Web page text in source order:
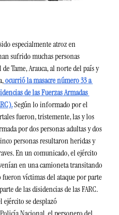
especialmente atroz en
sufrido muchas personas
Tame, Arauca, al norte del país y
ocurrió la masacre número 33 a
de las ​​Fuerzas Armadas
Según lo informado por el
fueron, tristemente, las y los
por dos personas adultas y dos
personas resultaron heridas y
En un comunicado, el ejército
en una camioneta transitando
fueron víctimas del ataque por parte
de las disidencias de las FARC.
se desplazó